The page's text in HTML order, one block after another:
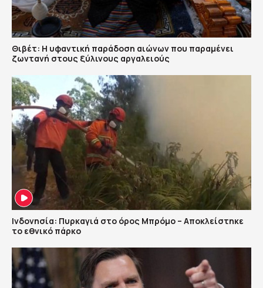
Θιβέτ: Η υφαντική παράδοση αιώνων που παραμένει
ζωντανή στους ξύλινους αργαλειούς
Ινδονησία: Πυρκαγιά στο όρος Μπρόμο – Αποκλείστηκε
το εθνικό πάρκο